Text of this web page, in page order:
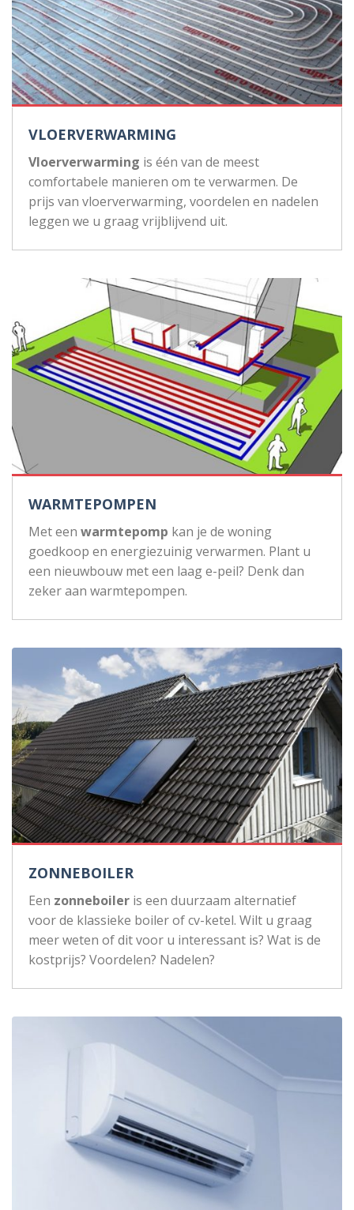
VLOERVERWARMING
Vloerverwarming is één van de meest
comfortabele manieren om te verwarmen. De
prijs van vloerverwarming, voordelen en nadelen
leggen we u graag vrijblijvend uit.
WARMTEPOMPEN
Met een warmtepomp kan je de woning
goedkoop en energiezuinig verwarmen. Plant u
een nieuwbouw met een laag e-peil? Denk dan
zeker aan warmtepompen.
ZONNEBOILER
Een zonneboiler is een duurzaam alternatief
voor de klassieke boiler of cv-ketel. Wilt u graag
meer weten of dit voor u interessant is? Wat is de
kostprijs? Voordelen? Nadelen?